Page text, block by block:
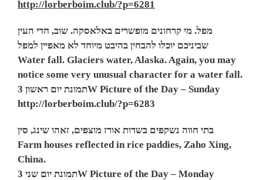
http://lorberboim.club/?p=6281
מפל. מי קרחונים מופשרים באלאסקה. שוב, חדי העין
שביניכם יוכלו להבחין בהיבט מיוחד לא מאפיין למפל
Water fall. Glaciers water, Alaska. Again, you may
notice some very unusual character for a water fall.
תמונת יום ראשון 3W Picture of the Day – Sunday
http://lorberboim.club/?p=6283
בתי חווה נשקפים בשדות אורז מוצפים, זאהו שינג, סין
Farm houses reflected in rice paddies, Zaho Xing,
China.
תמונת יום שני 3W Picture of the Day – Monday